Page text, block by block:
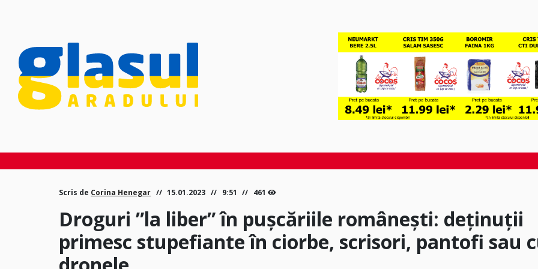
Scris de Corina Henegar 15.01.2023 9:51 461
Droguri ”la liber” în pușcăriile românești: deținuții
primesc stupefiante în ciorbe, scrisori, pantofi sau